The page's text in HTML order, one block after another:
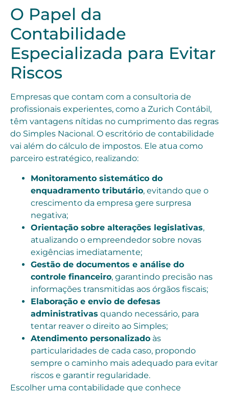
O Papel da
Contabilidade
Especializada para Evitar
Riscos
Empresas que contam com a consultoria de
profissionais experientes, como a Zurich Contábil,
têm vantagens nítidas no cumprimento das regras
do Simples Nacional. O escritório de contabilidade
vai além do cálculo de impostos. Ele atua como
parceiro estratégico, realizando:
Monitoramento sistemático do
enquadramento tributário, evitando que o
crescimento da empresa gere surpresa
negativa;
Orientação sobre alterações legislativas,
atualizando o empreendedor sobre novas
exigências imediatamente;
Gestão de documentos e análise do
controle financeiro, garantindo precisão nas
informações transmitidas aos órgãos fiscais;
Elaboração e envio de defesas
administrativas quando necessário, para
tentar reaver o direito ao Simples;
Atendimento personalizado às
particularidades de cada caso, propondo
sempre o caminho mais adequado para evitar
riscos e garantir regularidade.
Escolher uma contabilidade que conhece